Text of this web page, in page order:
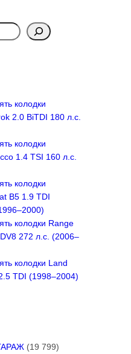
колодки
2.0 BiTDI 180 л.с.
колодки
1.4 TSI 160 л.с.
колодки
B5 1.9 TDI
колодки Range
272 л.с. (2006–
колодки Land
TDI (1998–2004)
(19 799)